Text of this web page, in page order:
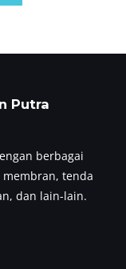
Putra
berbagai
tenda
dan lain-lain.